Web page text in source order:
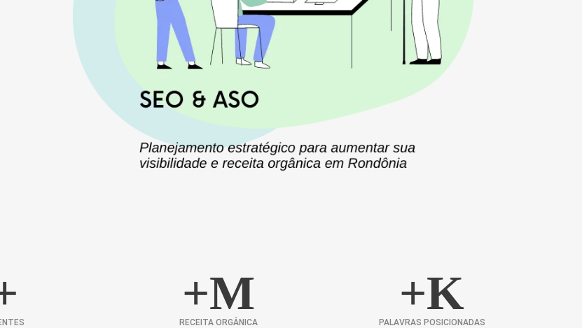
+M
RECEITA ORGÂNICA
+K
PALAVRAS POSICIONADAS